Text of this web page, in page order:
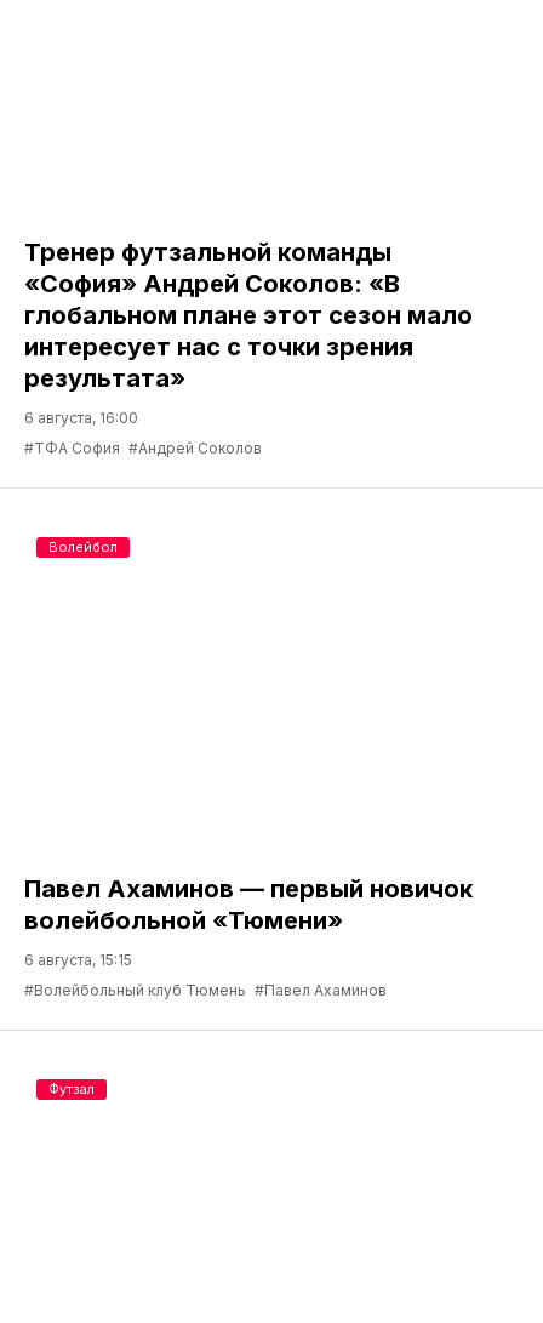
Тренер футзальной команды
«София» Андрей Соколов: «В
глобальном плане этот сезон мало
интересует нас с точки зрения
результата»
6 августа, 16:00
#ТФА София #Андрей Соколов
Павел Ахаминов — первый новичок
волейбольной «Тюмени»
6 августа, 15:15
#Волейбольный клуб Тюмень #Павел Ахаминов
Волейбол
Футзал